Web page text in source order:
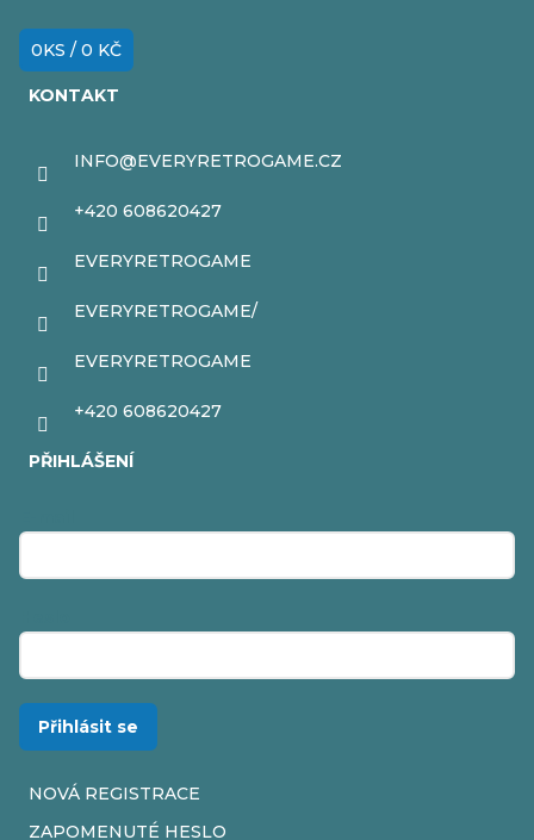
0KS / 0 KČ
KONTAKT
INFO@EVERYRETROGAME.CZ
+420 608620427
EVERYRETROGAME
EVERYRETROGAME/
EVERYRETROGAME
+420 608620427
PŘIHLÁŠENÍ
Přihlásit se
NOVÁ REGISTRACE
ZAPOMENUTÉ HESLO